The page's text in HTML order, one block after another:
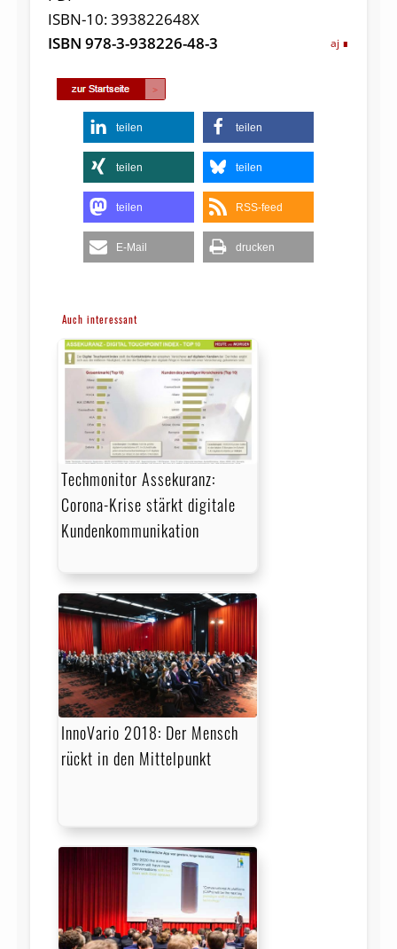
ISBN-10: 393822648X
ISBN 978-3-938226-48-3
aj
teilen teilen
teilen teilen
teilen RSS-feed
E-Mail drucken
Auch interessant
Techmonitor Assekuranz:
Corona-Krise stärkt digitale
Kundenkommunikation
InnoVario 2018: Der Mensch
rückt in den Mittelpunkt